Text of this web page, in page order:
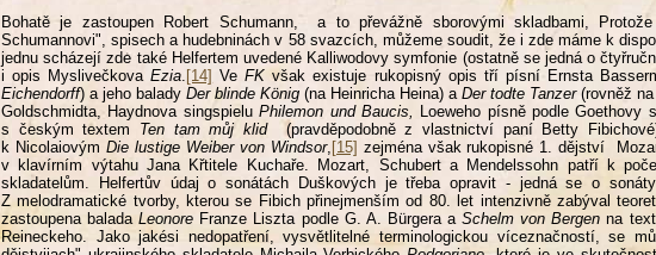
Bohatě je zastoupen Robert Schumann, a to převážně sborovými skladbami,
Schumannovi", spisech a hudebninách v 58 svazcích, můžeme soudit, že i zde máme k
jednu scházejí zde také Helfertem uvedené Kalliwodovy symfonie (ostatně se jedná o
i opis MyslivečkovaEzia. [14] VeFK však existuje rukopisný opis tří písní Ernsta
Eichendorff) a jeho balady Der blinde König (na Heinricha Heina) a Der todte Tanzer (rovněž
Goldschmidta, Haydnova singspieluPhilemon und Baucis, Loeweho písně podle Goethovy
s českým textem Ten tam můj klid
(pravděpodobně z vlastnictví paní Betty
k Nicolaiovým Die lustige Weiber von Windsor, [15] zejména však rukopisné 1. dějství
v klavírním výtahu Jana Křtitele Kuchaře. Mozart, Schubert a Mendelssohn patří k
skladatelům. Helfertův údaj o sonátách Duškových je třeba opravit - jedná se o
Z melodramatické tvorby, kterou se Fibich přinejmenším od 80. let intenzivně zabýval
zastoupena baladaLeonore Franze Liszta podle G. A. Bürgera aSchelm von Bergen na
Reineckeho. Jako jakési nedopatření, vysvětlitelné terminologickou víceznačností, se